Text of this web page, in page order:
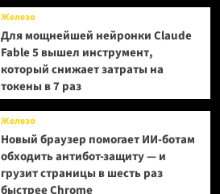
Железо
Для мощнейшей нейронки Claude
Fable 5 вышел инструмент,
который снижает затраты на
токены в 7 раз
Железо
Новый браузер помогает ИИ-ботам
обходить антибот-защиту — и
грузит страницы в шесть раз
быстрее Chrome